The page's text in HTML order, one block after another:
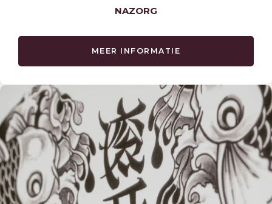
TATTOOS
NAZORG
MEER INFORMATIE